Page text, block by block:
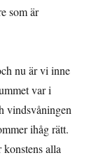
som är
nu är vi inne
var i
vindsvåningen
ihåg rätt.
alla